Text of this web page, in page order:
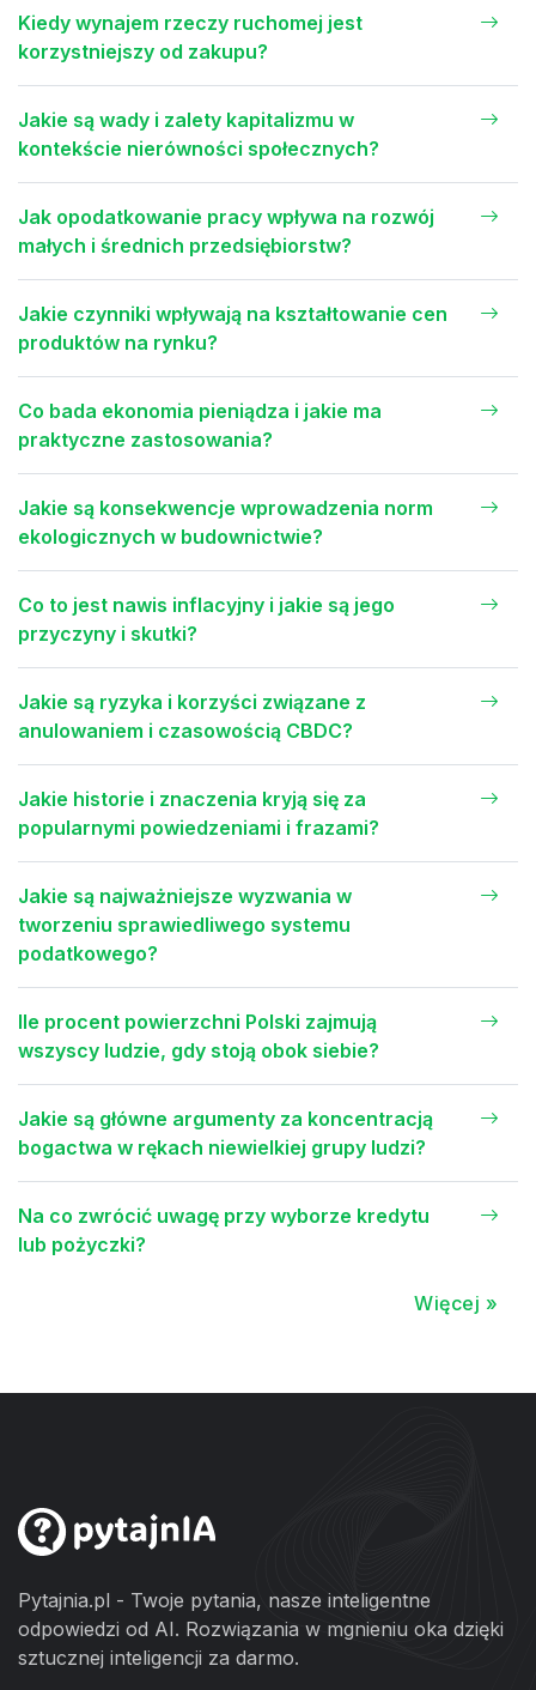
Kiedy wynajem rzeczy ruchomej jest
korzystniejszy od zakupu?
Jakie są wady i zalety kapitalizmu w
kontekście nierówności społecznych?
Jak opodatkowanie pracy wpływa na rozwój
małych i średnich przedsiębiorstw?
Jakie czynniki wpływają na kształtowanie cen
produktów na rynku?
Co bada ekonomia pieniądza i jakie ma
praktyczne zastosowania?
Jakie są konsekwencje wprowadzenia norm
ekologicznych w budownictwie?
Co to jest nawis inflacyjny i jakie są jego
przyczyny i skutki?
Jakie są ryzyka i korzyści związane z
anulowaniem i czasowością CBDC?
Jakie historie i znaczenia kryją się za
popularnymi powiedzeniami i frazami?
Jakie są najważniejsze wyzwania w
tworzeniu sprawiedliwego systemu
podatkowego?
Ile procent powierzchni Polski zajmują
wszyscy ludzie, gdy stoją obok siebie?
Jakie są główne argumenty za koncentracją
bogactwa w rękach niewielkiej grupy ludzi?
Na co zwrócić uwagę przy wyborze kredytu
lub pożyczki?
Więcej »
Pytajnia.pl - Twoje pytania, nasze inteligentne
odpowiedzi od AI. Rozwiązania w mgnieniu oka dzięki
sztucznej inteligencji za darmo.